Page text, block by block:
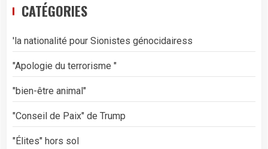
CATÉGORIES
'la nationalité pour Sionistes génocidairess
"Apologie du terrorisme "
"bien-être animal"
"Conseil de Paix" de Trump
"Élites" hors sol